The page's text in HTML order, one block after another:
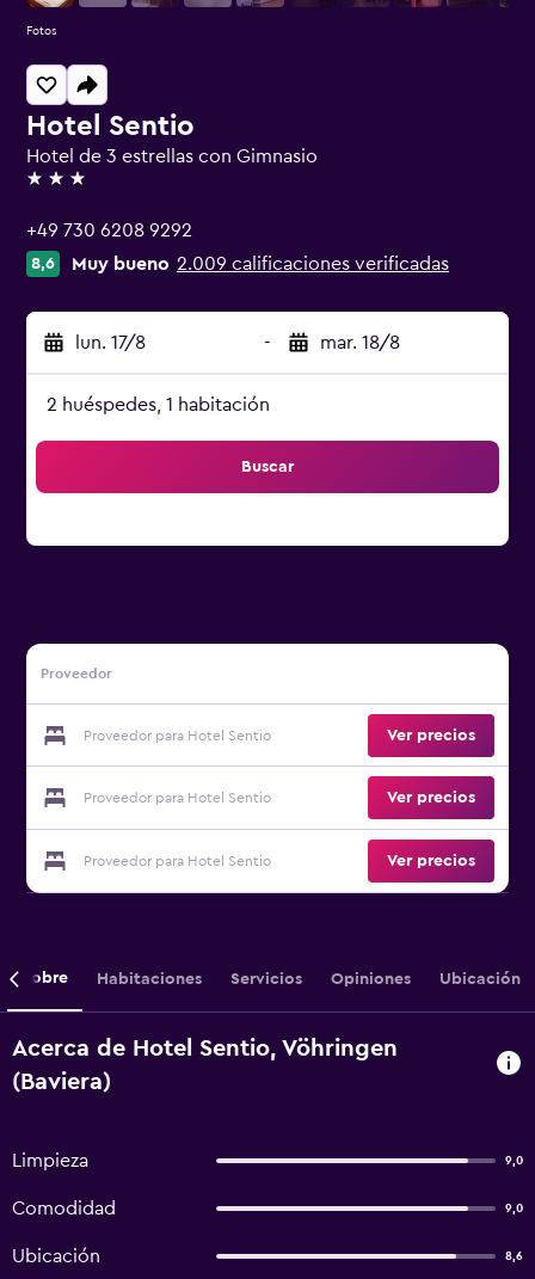
Hotel Sentio
Hotel de 3 estrellas con Gimnasio
3 estrellas
+49 730 6208 9292
8,6 Muy bueno 2.009 calificaciones verificadas
lun. 17/8 - mar. 18/8
2 huéspedes, 1 habitación
Buscar
Proveedor
Proveedor para Hotel Sentio Ver precios
Proveedor para Hotel Sentio Ver precios
Proveedor para Hotel Sentio Ver precios
Fotos
Sobre Habitaciones Servicios Opiniones Ubicación
Acerca de Hotel Sentio, Vöhringen
(Baviera)
Limpieza 9,0
Comodidad 9,0
Ubicación 8,6